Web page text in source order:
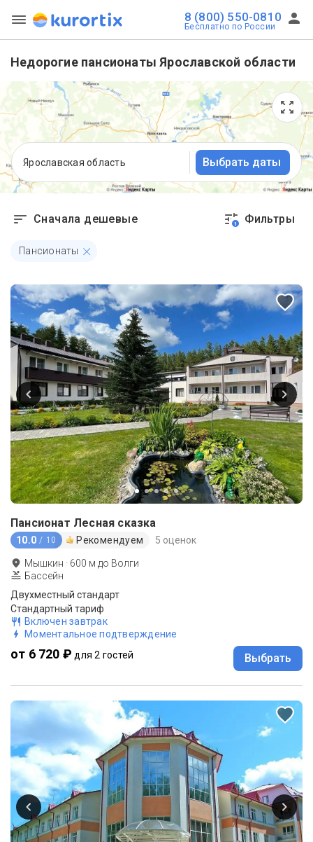
8 (800) 550-0810
Бесплатно по России
Недорогие пансионаты Ярославской области
Ярославская область Выбрать даты
Сначала дешевые 1 Фильтры
Пансионаты
Пансионат Лесная сказка
10.0 / 10 Рекомендуем 5 оценок
Мышкин · 600 м до Волги
Бассейн
Двухместный стандарт
Стандартный тариф
Включен завтрак
Моментальное подтверждение
от 6 720 ₽ для 2 гостей Выбрать